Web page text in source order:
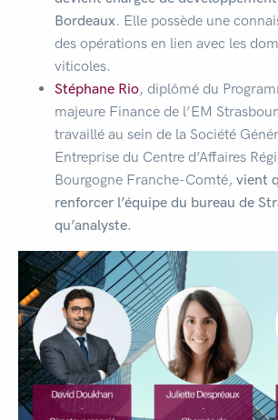
Bordeaux. Elle possède une
des opérations en lien avec les
viticoles.
Stéphane Rio, diplômé du
majeure Finance de l’EM
travaillé au sein de la Société
Entreprise du Centre d’Affaires
Bourgogne Franche-Comté, vient
renforcer l’équipe du bureau de
qu’analyste.